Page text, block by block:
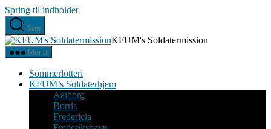
Spring til indholdet
Søg
KFUM's Soldatermission
Menu
Sommerlotteri
KFUM’s Soldaterhjem
Aalborg
Borris
Fredericia